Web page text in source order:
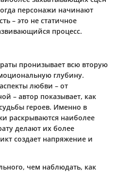
персонажи начинают
– это не статичное
процесс.
пронизывает всю вторую
глубину.
любви – от
– автор показывает, как
героев. Именно в
раскрываются наиболее
делают их более
создает напряжение и
чем наблюдать, как